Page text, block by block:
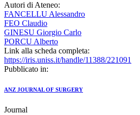
Autori di Ateneo:
FANCELLU Alessandro
FEO Claudio
GINESU Giorgio Carlo
PORCU Alberto
Link alla scheda completa:
https://iris.uniss.it/handle/11388/221091
Pubblicato in:
ANZ JOURNAL OF SURGERY
Journal